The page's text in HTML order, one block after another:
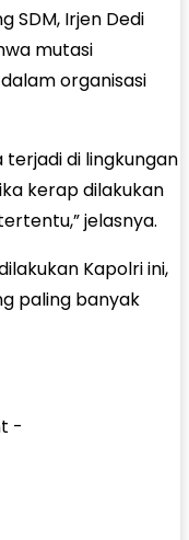
SDM, Irjen Dedi
mutasi
organisasi
terjadi di lingkungan
kerap dilakukan
jelasnya.
Kapolri ini,
paling banyak
-